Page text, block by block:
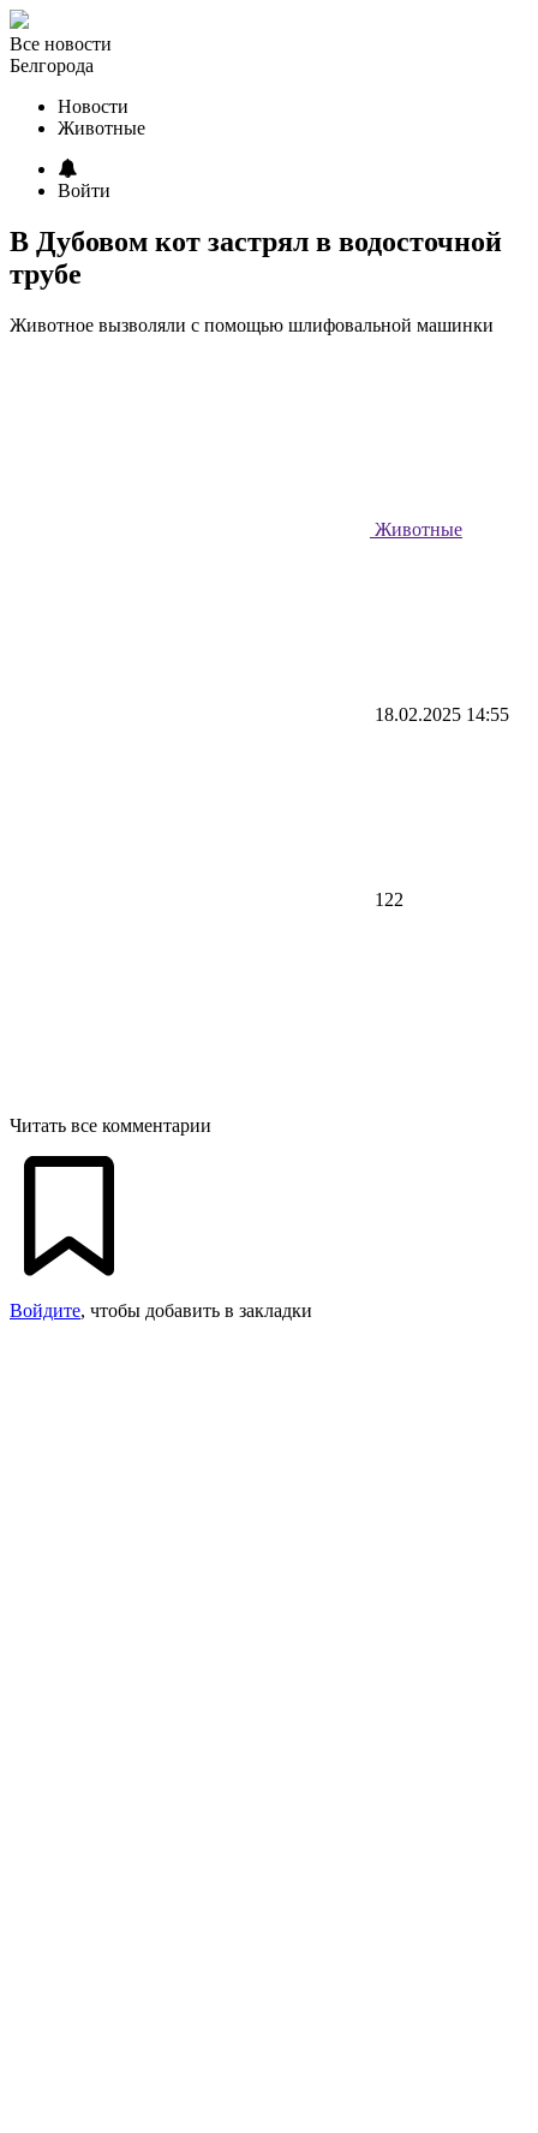
Все новости
Белгорода
Новости
Животные
Войти
В Дубовом кот застрял в водосточной
трубе
Животное вызволяли с помощью шлифовальной машинки
Животные
18.02.2025 14:55
122
Читать все комментарии
Войдите, чтобы добавить в закладки